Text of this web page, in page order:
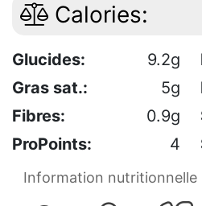
Calories:
Glucides: 9.2g
Gras sat.:
5g
Fibres:
0.9g
ProPoints:
4
Information nutritionnelle